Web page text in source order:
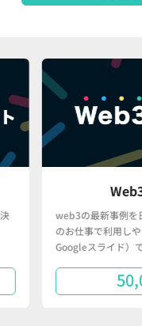
web3の最新事例を
のお仕事で利用し
Googleスライド）